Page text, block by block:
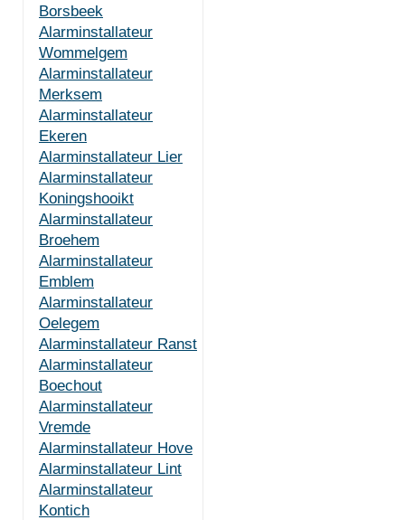
Borsbeek
Alarminstallateur
Wommelgem
Alarminstallateur
Merksem
Alarminstallateur
Ekeren
Alarminstallateur Lier
Alarminstallateur
Koningshooikt
Alarminstallateur
Broehem
Alarminstallateur
Emblem
Alarminstallateur
Oelegem
Alarminstallateur Ranst
Alarminstallateur
Boechout
Alarminstallateur
Vremde
Alarminstallateur Hove
Alarminstallateur Lint
Alarminstallateur
Kontich